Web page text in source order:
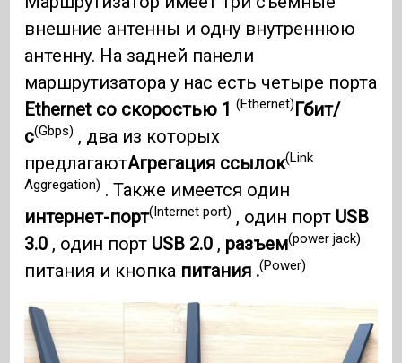
внешние антенны и одну внутреннюю
антенну. На задней панели
маршрутизатора у нас есть четыре порта
Ethernet со скоростью 1(Ethernet)Гбит/
с(Gbps) , два из которых
предлагаютАгрегация ссылок(Link
Aggregation) . Также имеется один
интернет-порт(Internet port) , один порт USB
3.0 , один порт USB 2.0 , разъем(power jack)
питания и кнопка питания .(Power)